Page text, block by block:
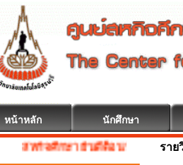
หน้าหลัก นักศึกษา
สหกิจศึกษา ยินดีต้อนรับ ราย